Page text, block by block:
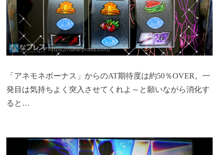
「アネモネボーナス」からのAT期待度は約50％OVER。一
発目は気持ちよく突入させてくれよ～と願いながら消化す
ると…